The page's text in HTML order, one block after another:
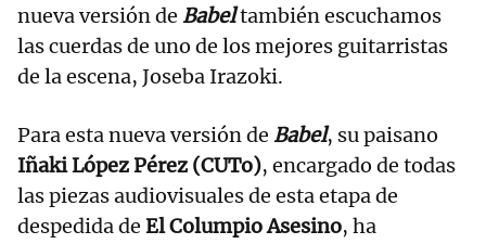
nueva versión de Babeltambién escuchamos
las cuerdas de uno de los mejores guitarristas
de la escena, Joseba Irazoki.
Para esta nueva versión de Babel, su paisano
Iñaki López Pérez (CUTo), encargado de todas
las piezas audiovisuales de esta etapa de
despedida de El Columpio Asesino, ha